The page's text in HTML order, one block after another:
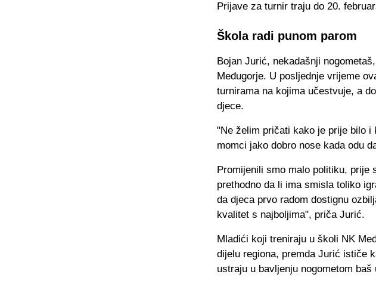
Prijave za turnir traju do 20.
Škola radi punom parom
Bojan Jurić, nekadašnji
Međugorje. U posljednje vrijeme
turnirama na kojima učestvuje, a
djece.
"Ne želim pričati kako je prije bilo
momci jako dobro nose kada odu
Promijenili smo malo politiku, prije
prethodno da li ima smisla toliko
da djeca prvo radom dostignu
kvalitet s najboljima", priča Jurić.
Mladići koji treniraju u školi NK
dijelu regiona, premda Jurić ističe
ustraju u bavljenju nogometom baš